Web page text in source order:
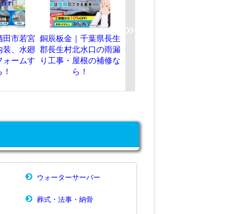
辰板金｜千葉県長生
長生村北水口の雨漏
工事・屋根の補修な
【縁建設】横浜市泉区
中田東の住宅新築・改
築・改修ならここ。現
地調査・見積もり無
»
ウォーターサーバー
葬式・法事・納骨